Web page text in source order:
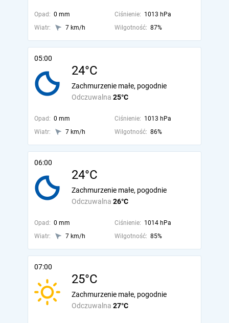
Opad: 0 mm Ciśnienie: 1013 hPa
Wiatr:
7 km/h Wilgotność: 87%
05:00
24°C
Odczuwalna 25°C
Zachmurzenie małe, pogodnie
Opad: 0 mm Ciśnienie: 1013 hPa
Wiatr:
7 km/h Wilgotność: 86%
06:00
24°C
Odczuwalna 26°C
Zachmurzenie małe, pogodnie
Opad: 0 mm Ciśnienie: 1014 hPa
Wiatr:
7 km/h Wilgotność: 85%
07:00
25°C
Odczuwalna 27°C
Zachmurzenie małe, pogodnie